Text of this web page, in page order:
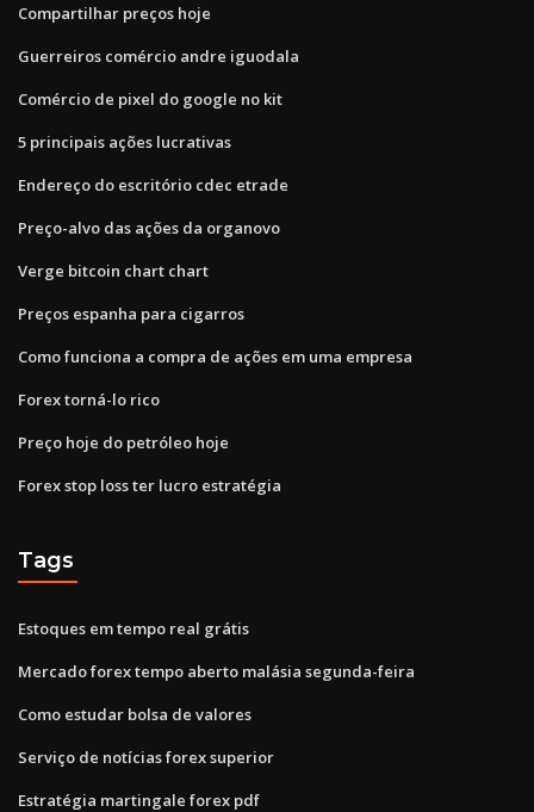
Compartilhar preços hoje
Guerreiros comércio andre iguodala
Comércio de pixel do google no kit
5 principais ações lucrativas
Endereço do escritório cdec etrade
Preço-alvo das ações da organovo
Verge bitcoin chart chart
Preços espanha para cigarros
Como funciona a compra de ações em uma empresa
Forex torná-lo rico
Preço hoje do petróleo hoje
Forex stop loss ter lucro estratégia
Tags
Estoques em tempo real grátis
Mercado forex tempo aberto malásia segunda-feira
Como estudar bolsa de valores
Serviço de notícias forex superior
Estratégia martingale forex pdf